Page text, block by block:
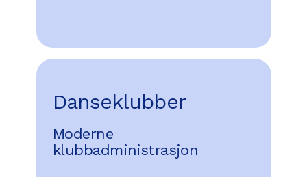
Danseklubber
Moderne
klubbadministrasjon